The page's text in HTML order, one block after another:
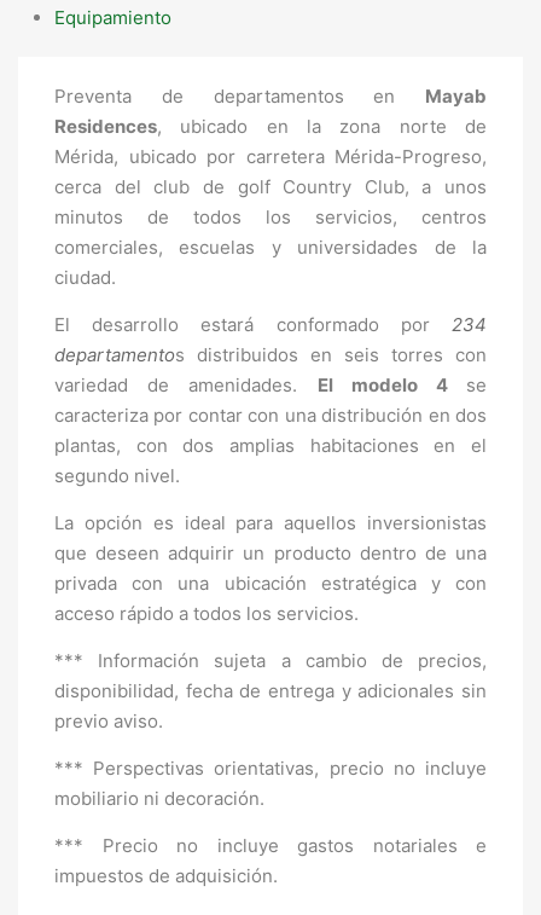
Equipamiento
Preventa de departamentos en Mayab
Residences, ubicado en la zona norte de
Mérida, ubicado por carretera Mérida-Progreso,
cerca del club de golf Country Club, a unos
minutos de todos los servicios, centros
comerciales, escuelas y universidades de la
ciudad.
El desarrollo estará conformado por 234
departamentos distribuidos en seis torres con
variedad de amenidades. El modelo 4 se
caracteriza por contar con una distribución en dos
plantas, con dos amplias habitaciones en el
segundo nivel.
La opción es ideal para aquellos inversionistas
que deseen adquirir un producto dentro de una
privada con una ubicación estratégica y con
acceso rápido a todos los servicios.
*** Información sujeta a cambio de precios,
disponibilidad, fecha de entrega y adicionales sin
previo aviso.
*** Perspectivas orientativas, precio no incluye
mobiliario ni decoración.
*** Precio no incluye gastos notariales e
impuestos de adquisición.